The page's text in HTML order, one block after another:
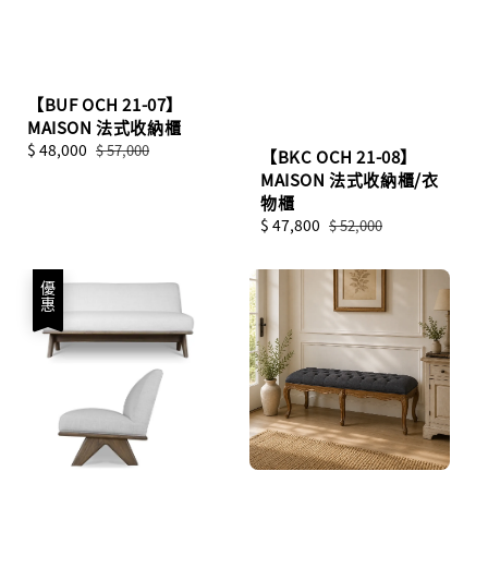
【BUF OCH 21-07】
MAISON 法式收納櫃
Sale
$ 48,000 Regular
$ 57,000
【BKC OCH 21-08】
MAISON 法式收納櫃/衣
物櫃
Sale
$ 47,800 Regular
$ 52,000
優惠